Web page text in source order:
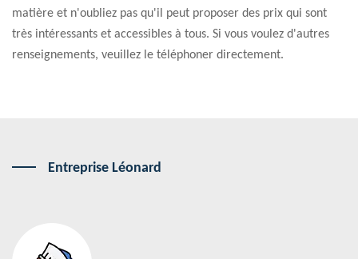
matière et n'oubliez pas qu'il peut proposer des prix qui sont
très intéressants et accessibles à tous. Si vous voulez d'autres
renseignements, veuillez le téléphoner directement.
Entreprise Léonard